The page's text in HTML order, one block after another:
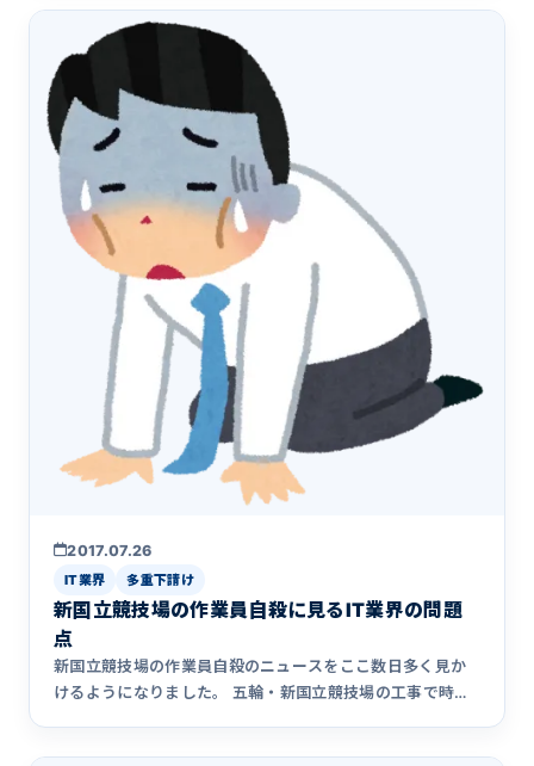
2017.07.26
IT業界 多重下請け
新国立競技場の作業員自殺に見るIT業界の問題
点
新国立競技場の作業員自殺のニュースをここ数日多く見か
けるようになりました。 五輪・新国立競技場の工事で時間